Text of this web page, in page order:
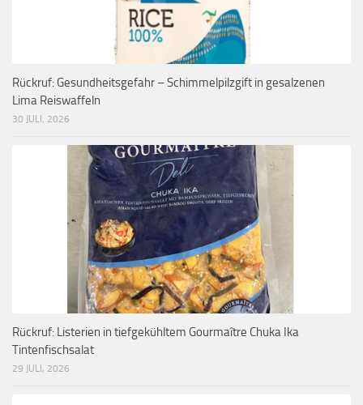
Rückruf: Gesundheitsgefahr – Schimmelpilzgift in gesalzenen
Lima Reiswaffeln
30 JULI, 2026
Rückruf: Listerien in tiefgekühltem Gourmaître Chuka Ika
Tintenfischsalat
29 JULI, 2026